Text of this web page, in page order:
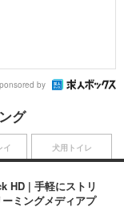
by
グ
HD | 手軽にストリ
ミングメディアプ
イ 犬用トイレ